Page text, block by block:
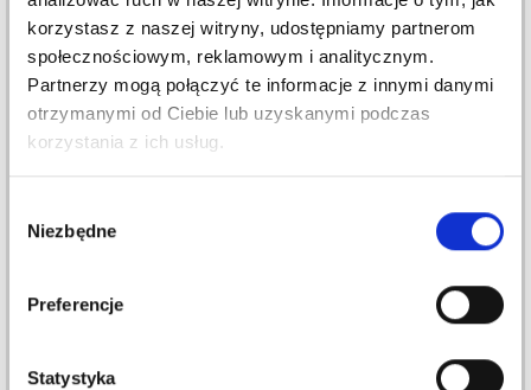
korzystasz z naszej witryny, udostępniamy partnerom
społecznościowym, reklamowym i analitycznym.
Partnerzy mogą połączyć te informacje z innymi danymi
otrzymanymi od Ciebie lub uzyskanymi podczas
korzystania z ich usług.
zgody
Niezbędne
Preferencje
Statystyka
DESIGN
44-14 CHRISTMAS
TIME SWEATER BY
DROPS DESIGN